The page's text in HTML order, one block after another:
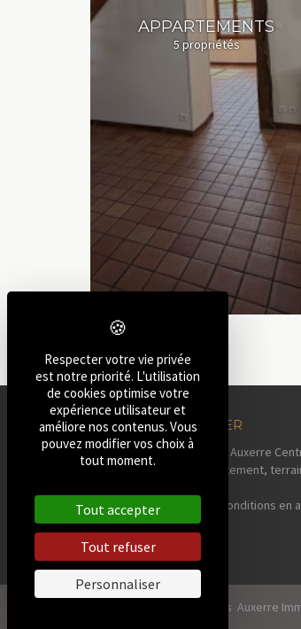
APPARTEMENTS
5 propriétés
AUXERRE IMMOBILIER
Votre agence immobilière Auxerre
maisons, pavillons, appartement,
Estimation offerte* (voir conditions en
2026, Tous droits réservés Auxerre
Respecter votre vie privée
est notre priorité. L'utilisation
de cookies optimise votre
expérience utilisateur et
améliore nos contenus. Vous
pouvez modifier vos choix à
tout moment.
Tout accepter
Tout refuser
Personnaliser